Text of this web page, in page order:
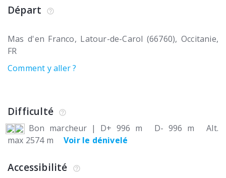
Départ
Mas d'en Franco Latour-de-Carol (66760) Occitanie
FR
Comment y aller ?
Difficulté
Bon marcheur | D+ 996 m D- 996 m
Alt.
max 2574 m
Voir le dénivelé
Accessibilité